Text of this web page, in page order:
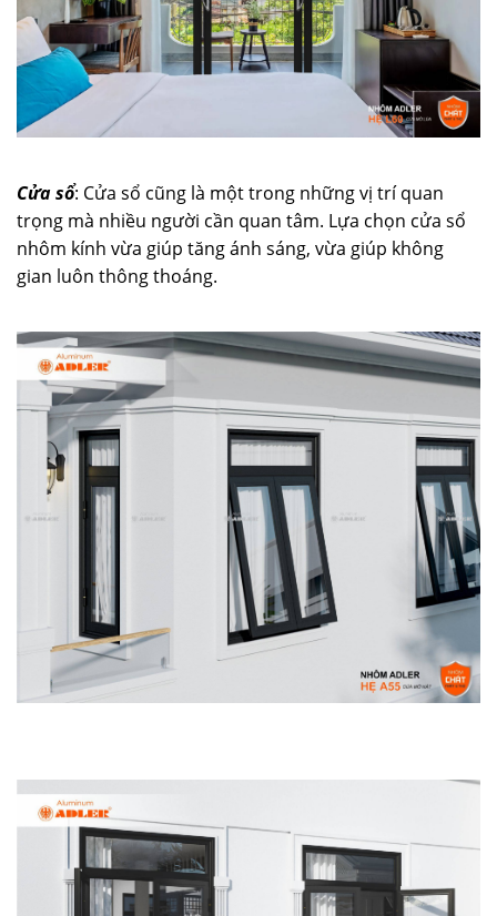
Cửa sổ: Cửa sổ cũng là một trong những vị trí quan
trọng mà nhiều người cần quan tâm. Lựa chọn cửa sổ
nhôm kính vừa giúp tăng ánh sáng, vừa giúp không
gian luôn thông thoáng.